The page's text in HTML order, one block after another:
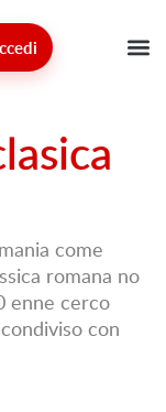
come
romana no
enne cerco
con